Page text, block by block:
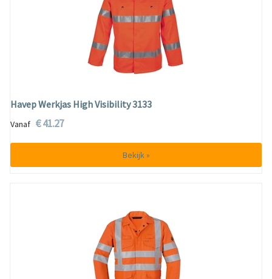
Havep Werkjas High Visibility 3133
Vanaf € 41.27
Bekijk »